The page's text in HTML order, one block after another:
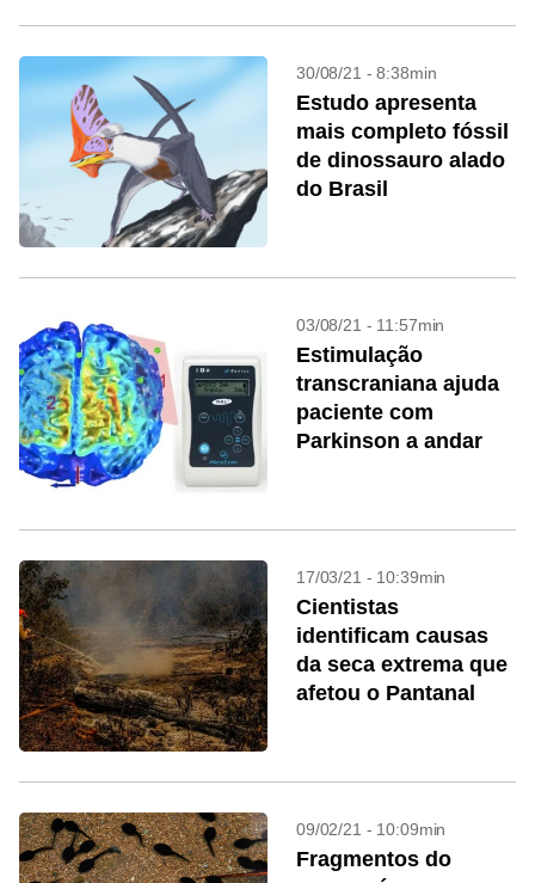
30/08/21 - 8:38min
Estudo apresenta
mais completo fóssil
de dinossauro alado
do Brasil
03/08/21 - 11:57min
Estimulação
transcraniana ajuda
paciente com
Parkinson a andar
17/03/21 - 10:39min
Cientistas
identificam causas
da seca extrema que
afetou o Pantanal
09/02/21 - 10:09min
Fragmentos do